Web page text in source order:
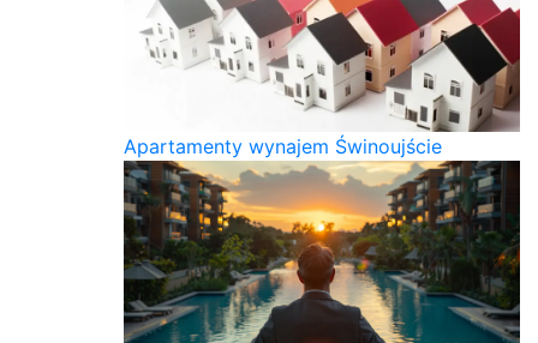
Apartamenty wynajem Świnoujście